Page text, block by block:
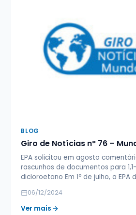
BLOG
Giro de Notícias n° 76 –
EPA solicitou em agosto
rascunhos de documentos para
dicloroetano Em 1º de julho, a EPA
06/12/2024
Ver mais